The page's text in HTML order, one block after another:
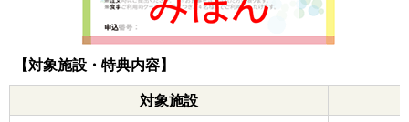
【対象施設・特典内容】
対象施設